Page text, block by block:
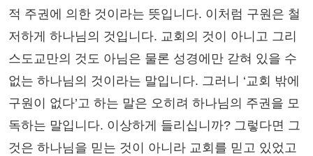
적 주권에 의한 것이라는 뜻입니다. 이처럼 구원은 철
저하게 하나님의 것입니다. 교회의 것이 아니고 그리
스도교만의 것도 아님은 물론 성경에만 갇혀 있을 수
없는 하나님의 것이라는 말입니다. 그러니 ‘교회 밖에
구원이 없다’고 하는 말은 오히려 하나님의 주권을 모
독하는 말입니다. 이상하게 들리십니까? 그렇다면 그
것은 하나님을 믿는 것이 아니라 교회를 믿고 있었고